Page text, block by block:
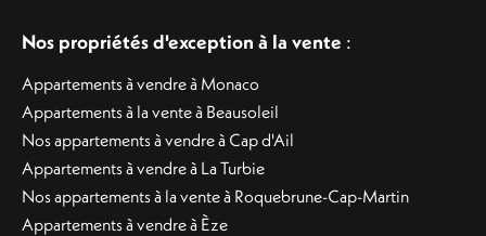
Nos propriétés d'exception à la vente :
Appartements à vendre à Monaco
Appartements à la vente à Beausoleil
Nos appartements à vendre à Cap d'Ail
Appartements à vendre à La Turbie
Nos appartements à la vente à Roquebrune-Cap-Martin
Appartements à vendre à Èze